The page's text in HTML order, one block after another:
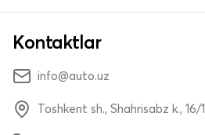
Kontaktlar
info@auto.uz
Toshkent sh., Shahrisabz k., 16/1